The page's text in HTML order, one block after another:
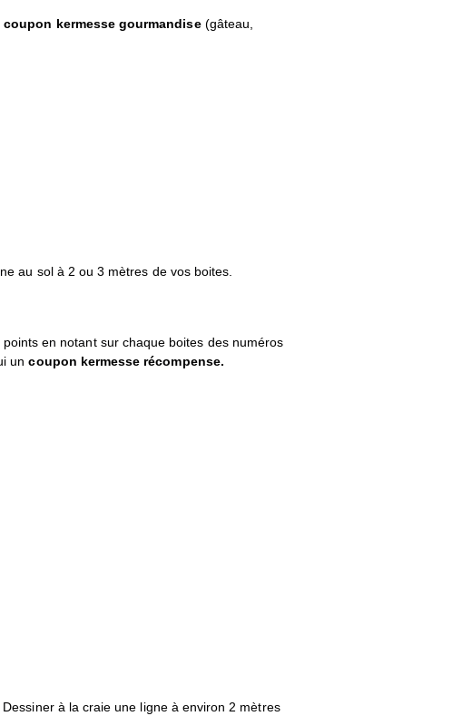
coupon kermesse gourmandise(gâteau,
au sol à 2 ou 3 mètres de vos boites.
en notant sur chaque boites des numéros
uncoupon kermesse récompense.
à la craie une ligne à environ 2 mètres